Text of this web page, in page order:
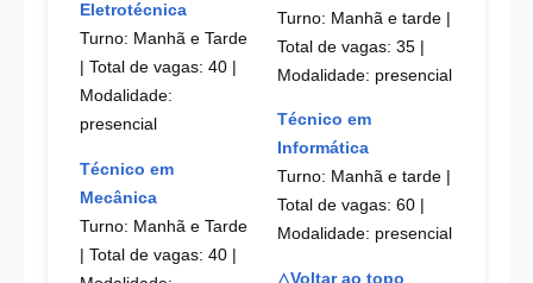
Eletrotécnica
Turno: Manhã e Tarde
| Total de vagas: 40
Modalidade:
presencial
Técnico em
Mecânica
Turno: Manhã e Tarde
| Total de vagas: 40 |
Turno: Manhã e tarde |
Total de vagas: 35 |
Modalidade: presencial
Técnico em
Informática
Turno: Manhã e tarde |
Total de vagas: 60
Modalidade: presencial
△Voltar ao topo